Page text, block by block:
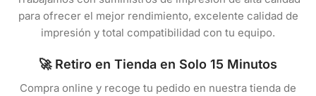
para ofrecer el mejor rendimiento, excelente calidad de
impresión y total compatibilidad con tu equipo.
🚀 Retiro en Tienda en Solo 15 Minutos
Compra online y recoge tu pedido en nuestra tienda de